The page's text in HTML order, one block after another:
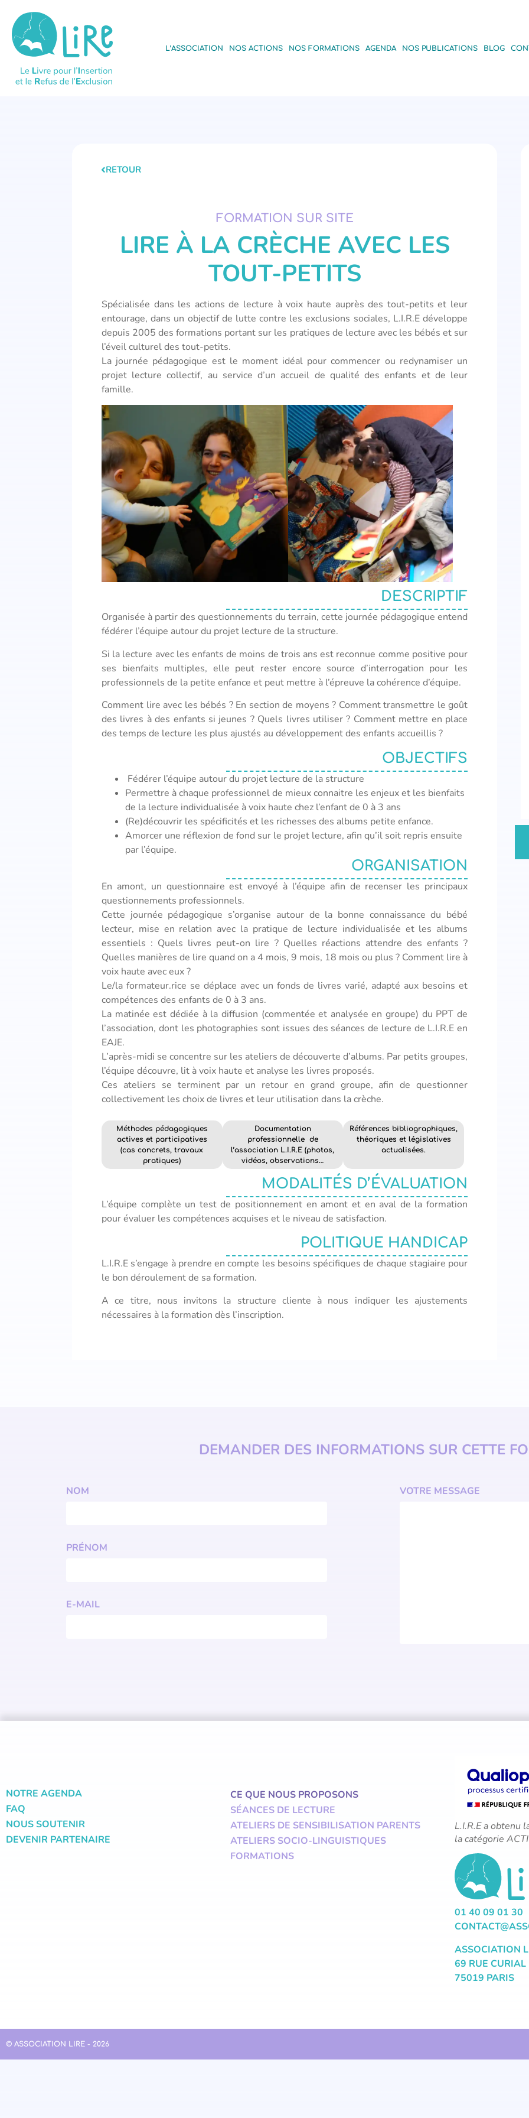
L’ASSOCIATION NOS ACTIONS NOS FORMATIONS AGENDA NOS PUBLICATIONS BLOG
RETOUR
FORMATION SUR SITE
LIRE À LA CRÈCHE AVEC LES
TOUT-PETITS
Spécialisée dans les actions de lecture à voix haute auprès des tout-petits et leur
entourage, dans un objectif de lutte contre les exclusions sociales, L.I.R.E développe
depuis 2005 des formations portant sur les pratiques de lecture avec les bébés et sur
l’éveil culturel des tout-petits.
La journée pédagogique est le moment idéal pour commencer ou redynamiser un
projet lecture collectif, au service d’un accueil de qualité des enfants et de leur
famille.
DESCRIPTIF
Organisée à partir des questionnements du terrain, cette journée pédagogique entend
fédérer l’équipe autour du projet lecture de la structure.
Si la lecture avec les enfants de moins de trois ans est reconnue comme positive pour
ses bienfaits multiples, elle peut rester encore source d’interrogation pour les
professionnels de la petite enfance et peut mettre à l’épreuve la cohérence d’équipe.
Comment lire avec les bébés ? En section de moyens ? Comment transmettre le goût
des livres à des enfants si jeunes ? Quels livres utiliser ? Comment mettre en place
des temps de lecture les plus ajustés au développement des enfants accueillis ?
OBJECTIFS
Fédérer l’équipe autour du projet lecture de la structure
Permettre à chaque professionnel de mieux connaitre les enjeux et les bienfaits
de la lecture individualisée à voix haute chez l’enfant de 0 à 3 ans
(Re)découvrir les spécificités et les richesses des albums petite enfance.
Amorcer une réflexion de fond sur le projet lecture, afin qu’il soit repris ensuite
par l’équipe.
ORGANISATION
En amont, un questionnaire est envoyé à l’équipe afin de recenser les principaux
questionnements professionnels.
Cette journée pédagogique s’organise autour de la bonne connaissance du bébé
lecteur, mise en relation avec la pratique de lecture individualisée et les albums
essentiels : Quels livres peut-on lire ? Quelles réactions attendre des enfants ?
Quelles manières de lire quand on a 4 mois, 9 mois, 18 mois ou plus ? Comment lire à
voix haute avec eux ?
Le/la formateur.rice se déplace avec un fonds de livres varié, adapté aux besoins et
compétences des enfants de 0 à 3 ans.
La matinée est dédiée à la diffusion (commentée et analysée en groupe) du PPT de
l’association, dont les photographies sont issues des séances de lecture de L.I.R.E en
EAJE.
L’après-midi se concentre sur les ateliers de découverte d’albums. Par petits groupes,
l’équipe découvre, lit à voix haute et analyse les livres proposés.
Ces ateliers se terminent par un retour en grand groupe, afin de questionner
collectivement les choix de livres et leur utilisation dans la crèche.
Méthodes pédagogiques
actives et participatives
(cas concrets, travaux
pratiques)
Documentation
professionnelle de
l’association L.I.R.E (photos,
vidéos, observations…
Références bibliographiques,
théoriques et législatives
actualisées.
MODALITÉS D’ÉVALUATION
L’équipe complète un test de positionnement en amont et en aval de la formation
pour évaluer les compétences acquises et le niveau de satisfaction.
POLITIQUE HANDICAP
L.I.R.E s’engage à prendre en compte les besoins spécifiques de chaque stagiaire pour
le bon déroulement de sa formation.
A ce titre, nous invitons la structure cliente à nous indiquer les ajustements
nécessaires à la formation dès l’inscription.
DEMANDER DES INFORMATIONS SUR CETTE
NOM
PRÉNOM
E-MAIL
VOTRE MESSAGE
NOTRE AGENDA
FAQ
NOUS SOUTENIR
DEVENIR PARTENAIRE
CE QUE NOUS PROPOSONS
SÉANCES DE LECTURE
ATELIERS DE SENSIBILISATION PARENTS
ATELIERS SOCIO-LINGUISTIQUES
FORMATIONS
L.I.R.E a obtenu
la catégorie
01 40 09 01 30
ASSOCIATION
69 RUE CURIAL
75019 PARIS
© ASSOCIATION LIRE - 2026